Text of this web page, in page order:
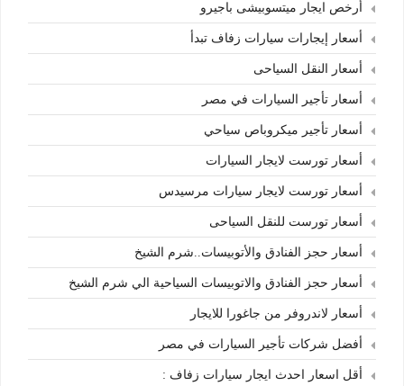
أرخص ايجار ميتسوبيشى باجيرو
أسعار إيجارات سيارات زفاف تبدأ
أسعار النقل السياحى
أسعار تأجير السيارات في مصر
أسعار تأجير ميكروباص سياحي
أسعار تورست لايجار السيارات
أسعار تورست لايجار سيارات مرسيدس
أسعار تورست للنقل السياحى
أسعار حجز الفنادق والأتوبيسات..شرم الشيخ
أسعار حجز الفنادق والاتوبيسات السياحية الي شرم الشيخ
أسعار لاندروفر من جاغورا للايجار
أفضل شركات تأجير السيارات في مصر
أقل اسعار احدث ايجار سيارات زفاف :